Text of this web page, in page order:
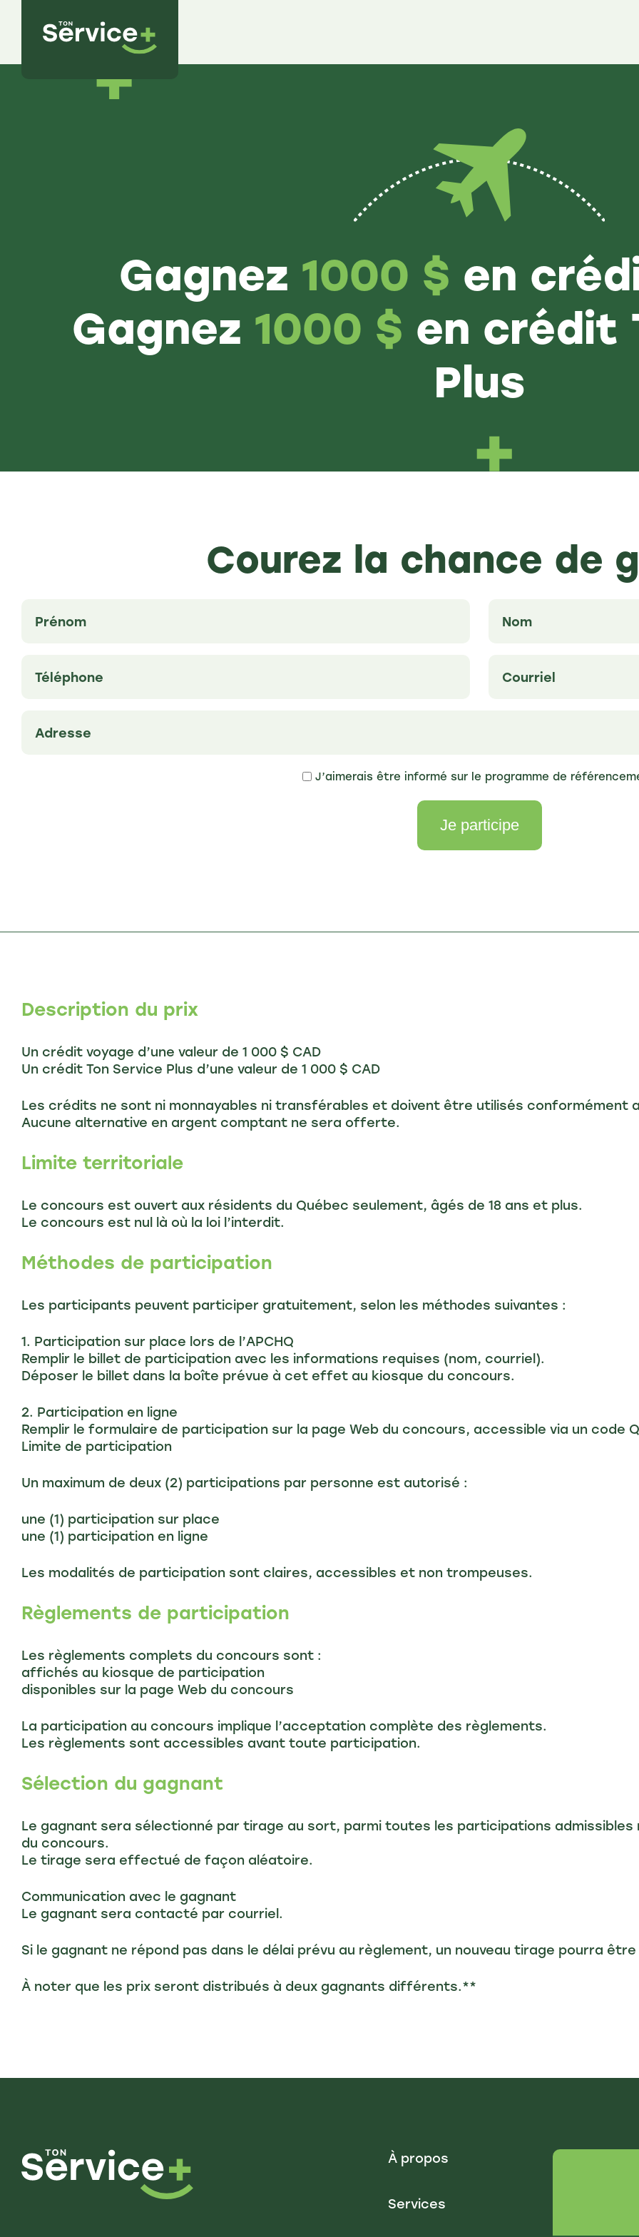
Gagnez 1000 $ en
Gagnez 1000 $ en crédit
Plus
Courez la chance de
(Nécessaire)
J’aimerais être informé sur le programme de
Description du prix
Un crédit voyage d’une valeur de 1 000 $ CAD
Un crédit Ton Service Plus d’une valeur de 1 000 $ CAD
Les crédits ne sont ni monnayables ni transférables et doivent être utilisés conformément
Aucune alternative en argent comptant ne sera offerte.
Limite territoriale
Le concours est ouvert aux résidents du Québec seulement, âgés de 18 ans et plus.
Le concours est nul là où la loi l’interdit.
Méthodes de participation
Les participants peuvent participer gratuitement, selon les méthodes suivantes :
1. Participation sur place lors de l’APCHQ
Remplir le billet de participation avec les informations requises (nom, courriel).
Déposer le billet dans la boîte prévue à cet effet au kiosque du concours.
2. Participation en ligne
Remplir le formulaire de participation sur la page Web du concours, accessible via un code
Limite de participation
Un maximum de deux (2) participations par personne est autorisé :
une (1) participation sur place
une (1) participation en ligne
Les modalités de participation sont claires, accessibles et non trompeuses.
Règlements de participation
Les règlements complets du concours sont :
affichés au kiosque de participation
disponibles sur la page Web du concours
La participation au concours implique l’acceptation complète des règlements.
Les règlements sont accessibles avant toute participation.
Sélection du gagnant
Le gagnant sera sélectionné par tirage au sort, parmi toutes les participations
du concours.
Le tirage sera effectué de façon aléatoire.
Communication avec le gagnant
Le gagnant sera contacté par courriel.
Si le gagnant ne répond pas dans le délai prévu au règlement, un nouveau tirage pourra
À noter que les prix seront distribués à deux gagnants différents.**
À propos
Services